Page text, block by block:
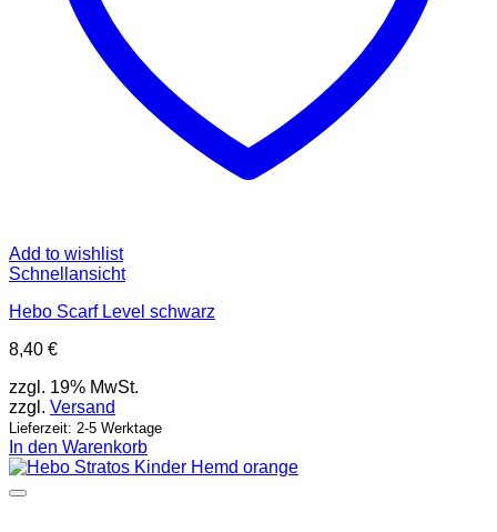
Add to wishlist
Schnellansicht
Hebo Scarf Level schwarz
8,40 €
zzgl. 19% MwSt.
zzgl. Versand
Lieferzeit: 2-5 Werktage
In den Warenkorb